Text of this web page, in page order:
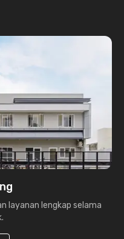
layanan lengkap selama